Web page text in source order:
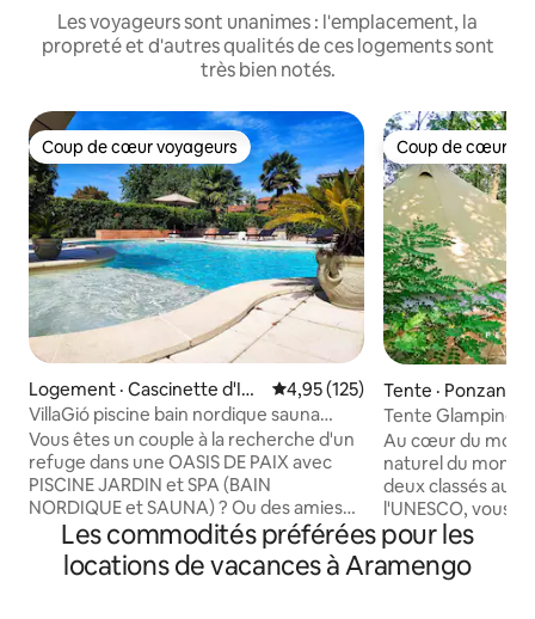
Les voyageurs sont unanimes : l'emplacement, la
propreté et d'autres qualités de ces logements sont
très bien notés.
Coup de cœur voyageurs
Coup de cœur voyageurs
Logement · Cascinette d'Ivr
ea
Note moyenne de 4,95 sur 5,
4,95 (125)
VillaGió piscine bain nordique sauna
usage exclusif
Vous êtes un couple à la recherche d'un
refuge dans une OASIS DE PAIX avec
PISCINE JARDIN et SPA (BAIN
NORDIQUE et SAUNA) ? Ou des amies
pour un WEEK-END différent ? Ou pour
un ANNIVERSAIRE? Ou pour un
ANNIVERSAIRE? Ou pour un WEEK-END
Coup de cœur
Coup de cœur
Tente · Ponzano
Tente Glamping
CIR00613500005
Au cœur du
naturel du mont
deux classés au
l'UNESCO, vous
vignes et de
16 m² a tout ce
pour un séjour
Les commodités préférées pour les
locations de vacances à Aramengo